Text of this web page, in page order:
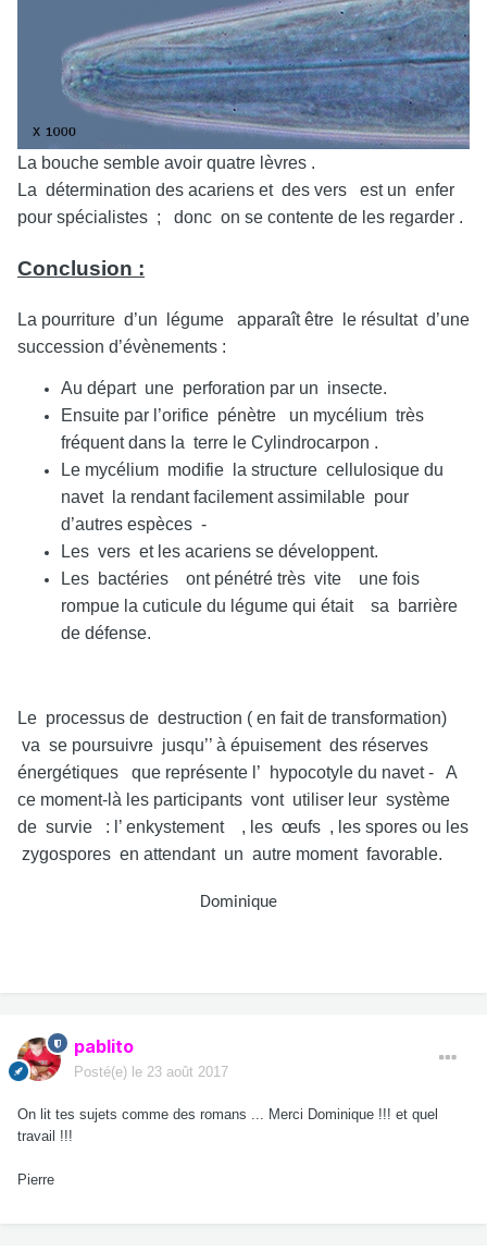
La bouche semble avoir quatre lèvres .
La détermination des acariens et des vers est un enfer
pour spécialistes ; donc on se contente de les regarder .
Conclusion :
La pourriture d’un légume apparaît être le résultat d’une
succession d’évènements :
Au départ une perforation par un insecte.
Ensuite par l’orifice pénètre un mycélium très
fréquent dans la terre le Cylindrocarpon .
Le mycélium modifie la structure cellulosique du
navet la rendant facilement assimilable pour
d’autres espèces -
Les vers et les acariens se développent.
Les bactéries ont pénétré très vite une fois
rompue la cuticule du légume qui était sa barrière
de défense.
Le processus de destruction ( en fait de transformation)
va se poursuivre jusqu’’ à épuisement des réserves
énergétiques que représente l’ hypocotyle du navet - A
ce moment-là les participants vont utiliser leur système
de survie : l’ enkystement , les œufs , les spores ou les
zygospores en attendant un autre moment favorable.
Dominique
pablito
Posté(e) le 23 août 2017
On lit tes sujets comme des romans ... Merci Dominique !!! et quel
travail !!!
Pierre